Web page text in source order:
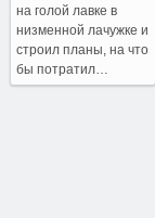
на голой лавке в
низменной лачужке и
строил планы, на что
бы потратил…